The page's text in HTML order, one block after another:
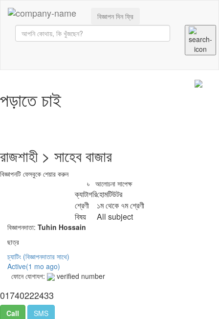
বিজ্ঞাপন দিন ফ্রি
পড়াতে চাই
রাজশাহী > সাহেব বাজার
বিজ্ঞাপনটি ফেসবুকে শেয়ার করুন
৳ আলোচনা সাপেক্ষ
ক্যাটাগরিহোমটিউটর
শ্রেণী
১ম থেকে ৭ম শ্রেণী
বিষয়
All subject
বিজ্ঞাপনদাতা: Tuhin Hossain
ছাত্র
চ্যাটিং (বিজ্ঞাপনদাতার সাথে)
Active(1 mo ago)
ফোনে যোগাযগ:
verified number
01740222433
Call
SMS